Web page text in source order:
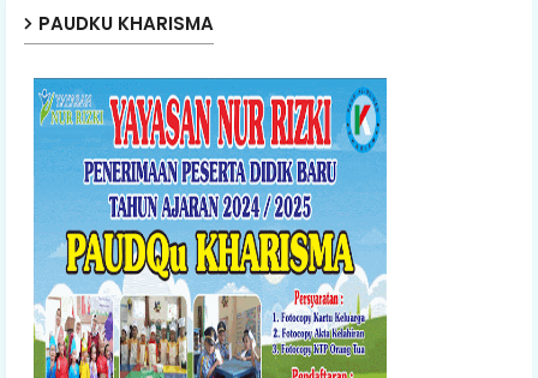
PAUDKU KHARISMA